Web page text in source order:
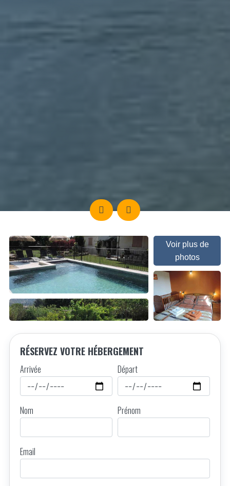
Voir plus de
photos
RÉSERVEZ VOTRE HÉBERGEMENT
Arrivée Départ
Nom Prénom
Email